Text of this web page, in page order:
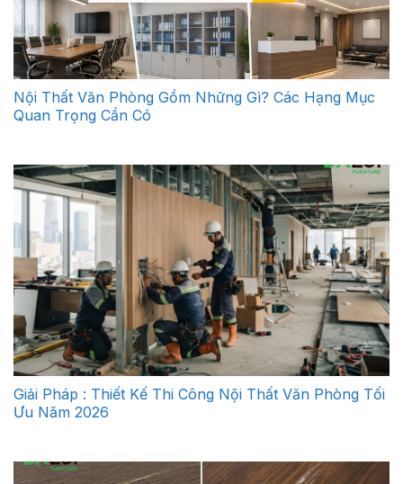
Nội Thất Văn Phòng Gồm Những Gì? Các Hạng Mục
Quan Trọng Cần Có
Giải Pháp : Thiết Kế Thi Công Nội Thất Văn Phòng Tối
Ưu Năm 2026